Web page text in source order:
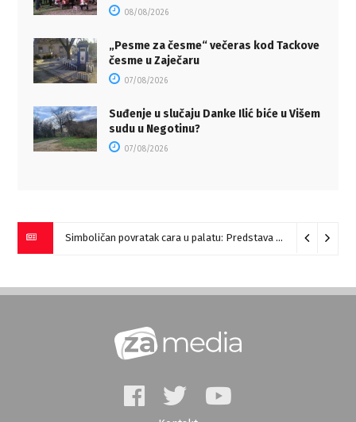
08/08/2026
„Pesme za česme“ večeras kod Tackove
česme u Zaječaru
07/08/2026
Suđenje u slučaju Danke Ilić biće u Višem
sudu u Negotinu?
07/08/2026
Simboličan povratak cara u palatu: Predstava “Galerije” na Romulijani